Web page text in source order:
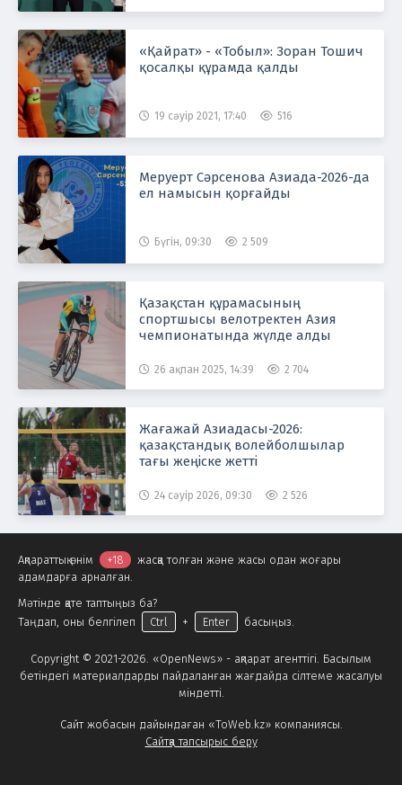
«Қайрат» - «Тобыл»: Зоран Тошич
қосалқы құрамда қалды
19 сәуір 2021, 17:40 516
Меруерт Сәрсенова Азиада-2026-да
ел намысын қорғайды
Бүгін, 09:30 2 509
Қазақстан құрамасының
спортшысы велотректен Азия
чемпионатында жүлде алды
26 ақпан 2025, 14:39 2 704
Жағажай Азиадасы-2026:
қазақстандық волейболшылар
тағы жеңіске жетті
24 сәуір 2026, 09:30 2 526
Copyright © 2021-2026. «OpenNews» - ақпарат агенттігі. Басылым
бетіндегі материалдарды пайдаланған жағдайда сілтеме жасалуы
міндетті.
Сайт жобасын дайындаған «ToWeb.kz» компаниясы.
Сайтқа тапсырыс беру
Ақпараттық өнім +18
жасқа толған және жасы одан жоғары
адамдарға арналған.
Мәтінде қате таптыңыз ба?
Таңдап, оны белгілеп
Ctrl + Enter басыңыз.